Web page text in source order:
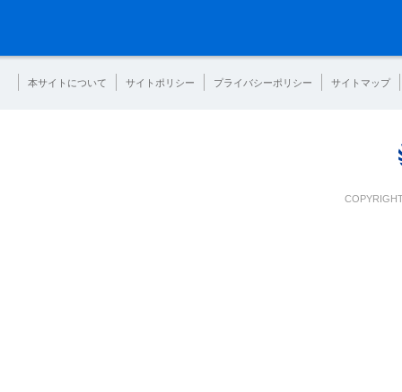
本サイトについて サイトポリシー プライバシーポリシー サイトマップ